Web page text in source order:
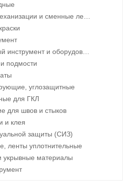
и сменные лезвия
и оборудование
подмости
углозащитные
для ГКЛ
для швов и стыков
и клея
защиты (СИЗ)
ленты уплотнительные
материалы